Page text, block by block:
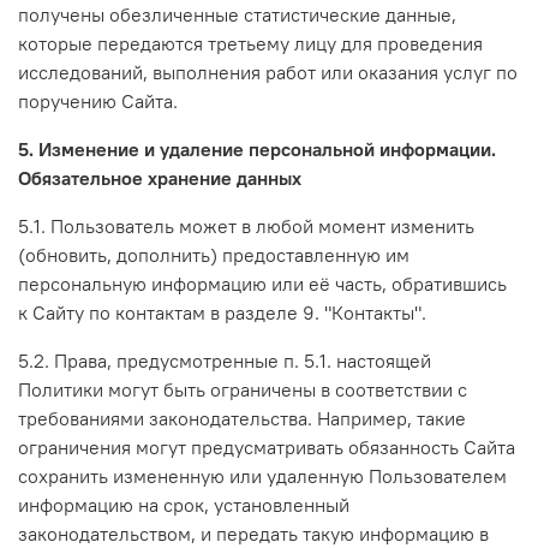
получены обезличенные статистические данные,
которые передаются третьему лицу для проведения
исследований, выполнения работ или оказания услуг по
поручению Сайта.
5. Изменение и удаление персональной информации.
Обязательное хранение данных
5.1. Пользователь может в любой момент изменить
(обновить, дополнить) предоставленную им
персональную информацию или её часть, обратившись
к Сайту по контактам в разделе 9. "Контакты".
5.2. Права, предусмотренные п. 5.1. настоящей
Политики могут быть ограничены в соответствии с
требованиями законодательства. Например, такие
ограничения могут предусматривать обязанность Сайта
сохранить измененную или удаленную Пользователем
информацию на срок, установленный
законодательством, и передать такую информацию в